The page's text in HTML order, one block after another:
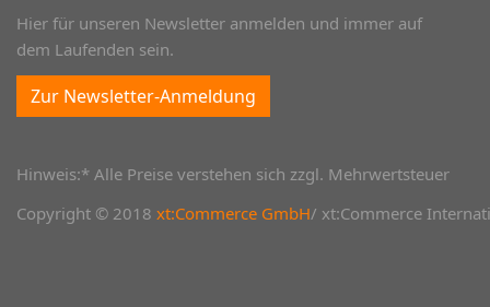
Hier für unseren Newsletter anmelden und immer auf
dem Laufenden sein.
Zur Newsletter-Anmeldung
Hinweis:* Alle Preise verstehen sich zzgl. Mehrwertsteuer
Copyright © 2018 xt:Commerce GmbH/ xt:Commerce